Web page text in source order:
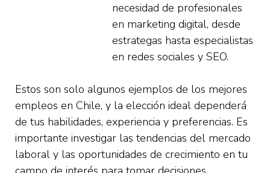
necesidad de profesionales
en marketing digital, desde
estrategas hasta especialistas
en redes sociales y SEO.
Estos son solo algunos ejemplos de los mejores
empleos en Chile, y la elección ideal dependerá
de tus habilidades, experiencia y preferencias. Es
importante investigar las tendencias del mercado
laboral y las oportunidades de crecimiento en tu